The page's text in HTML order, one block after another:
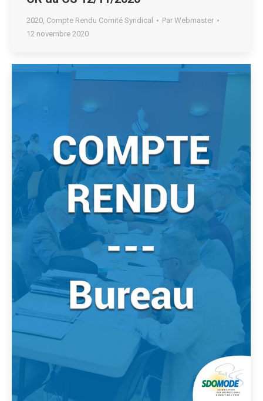
2020, Compte Rendu Comité Syndical Par Webmaster
12 novembre 2020